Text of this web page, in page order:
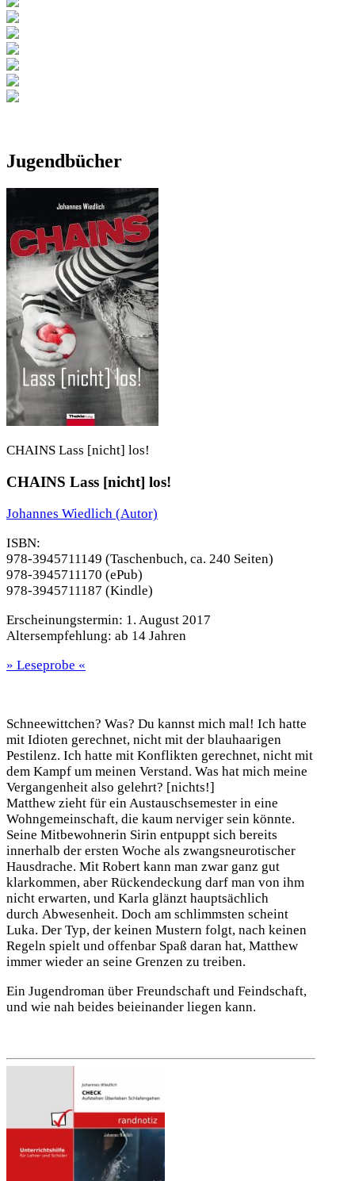
Jugendbücher
CHAINS Lass [nicht] los!
CHAINS Lass [nicht] los!
Johannes Wiedlich (Autor)
ISBN:
978-3945711149 (Taschenbuch, ca. 240 Seiten)
978-3945711170 (ePub)
978-3945711187 (Kindle)
Erscheinungstermin: 1. August 2017
Altersempfehlung: ab 14 Jahren
» Leseprobe «
Schneewittchen? Was? Du kannst mich mal! Ich hatte
mit Idioten gerechnet, nicht mit der blauhaarigen
Pestilenz. Ich hatte mit Konflikten gerechnet, nicht mit
dem Kampf um meinen Verstand. Was hat mich meine
Vergangenheit also gelehrt? [nichts!]
Matthew zieht für ein Austauschsemester in eine
Wohngemeinschaft, die kaum nerviger sein könnte.
Seine Mitbewohnerin Sirin entpuppt sich bereits
innerhalb der ersten Woche als zwangsneurotischer
Hausdrache. Mit Robert kann man zwar ganz gut
klarkommen, aber Rückendeckung darf man von ihm
nicht erwarten, und Karla glänzt hauptsächlich
durch Abwesenheit. Doch am schlimmsten scheint
Luka. Der Typ, der keinen Mustern folgt, nach keinen
Regeln spielt und offenbar Spaß daran hat, Matthew
immer wieder an seine Grenzen zu treiben.
Ein Jugendroman über Freundschaft und Feindschaft,
und wie nah beides beieinander liegen kann.